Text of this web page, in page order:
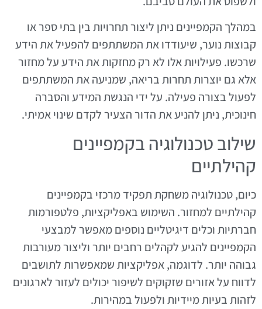
במהלך הקמפיינים ניתן ליצור תחרויות בין בתי ספר או
קבוצות נוער, שיעודדו את המשתתפים להפעיל את הידע
שרכשו. פעילויות אלו לא רק מחזקות את הידע על מחזור
אלא גם יוצרות תחרות בריאה, שמניעה את המשתתפים
לפעול בצורה פעילה. על ידי הנגשת המידע והסברה
חינוכית, ניתן להניע את הדור הצעיר לקדם שינוי אמיתי.
שילוב טכנולוגיה בקמפיינים
קהילתיים
כיום, טכנולוגיה משחקת תפקיד מרכזי בקמפיינים
קהילתיים למחזור. השימוש באפליקציות, פלטפורמות
חברתיות וכלים דיגיטליים נוספים מאפשר למבצעי
הקמפיינים להגיע לקהלים רחבים יותר וליצור מעורבות
גבוהה יותר. לדוגמה, אפליקציות שמאפשרות לתושבים
לדווח על אזורים שזקוקים לשיפור יכולים לעזור לארגונים
לזהות בעיות מיידיות ולפעול במהירות.